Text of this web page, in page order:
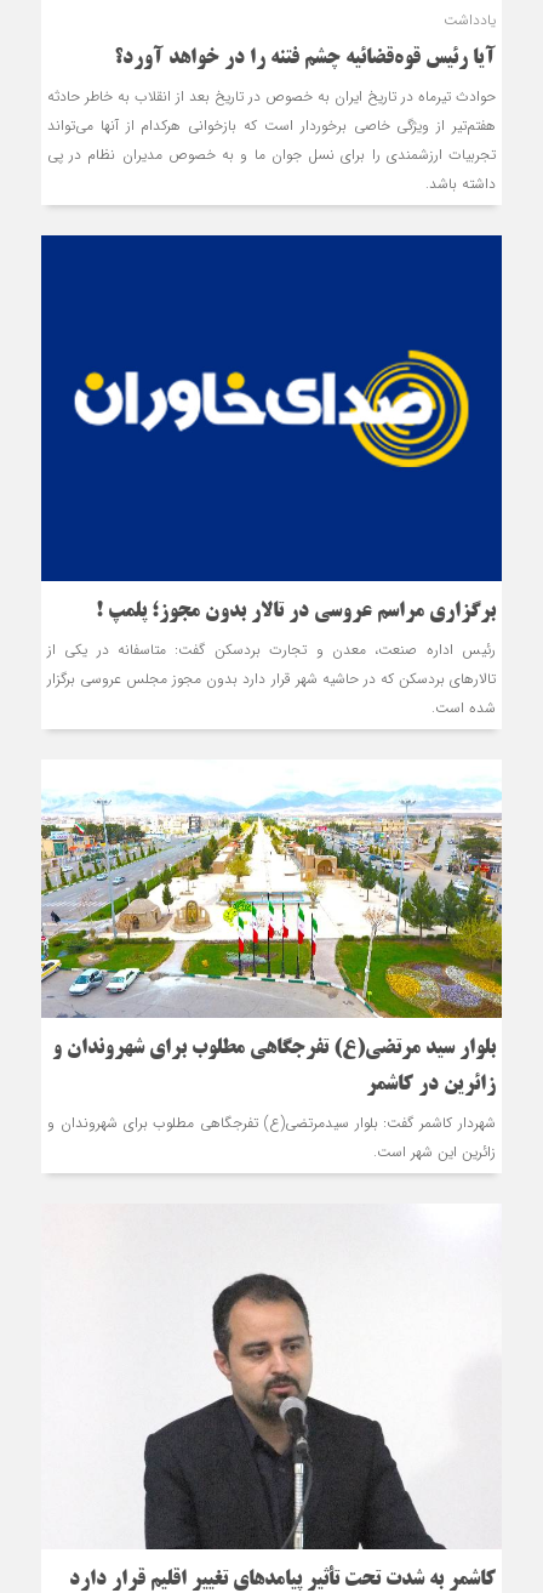
یادداشت
آیا رئیس قوه‌قضائیه چشم فتنه را در خواهد آورد؟
حوادث تیرماه در تاریخ ایران به خصوص در تاریخ بعد از انقلاب به خاطر حادثه
هفتم‌تیر از ویژگی خاصی برخوردار است که بازخوانی هرکدام از آنها می‌تواند
تجربیات ارزشمندی را برای نسل جوان ما و به خصوص مدیران نظام در پی
داشته باشد.
برگزاري مراسم عروسي در تالار بدون مجوز؛ پلمپ !
رئيس اداره صنعت، معدن و تجارت بردسکن گفت: متاسفانه در يکي از
تالارهاي بردسکن که در حاشيه شهر قرار دارد بدون مجوز مجلس عروسي برگزار
شده است.
بلوار سید مرتضی(ع) تفرجگاهی مطلوب برای شهروندان و
زائرین در کاشمر
شهردار کاشمر گفت: بلوار سیدمرتضی(ع) تفرجگاهی مطلوب برای شهروندان و
زائرین این شهر است.
کاشمر به شدت تحت تأثیر پیامدهای تغییر اقلیم قرار دارد